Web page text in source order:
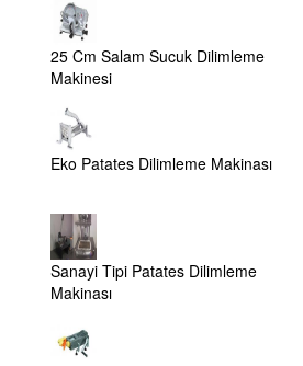
25 Cm Salam Sucuk Dilimleme
Makinesi
Eko Patates Dilimleme Makinası
Sanayi Tipi Patates Dilimleme
Makinası